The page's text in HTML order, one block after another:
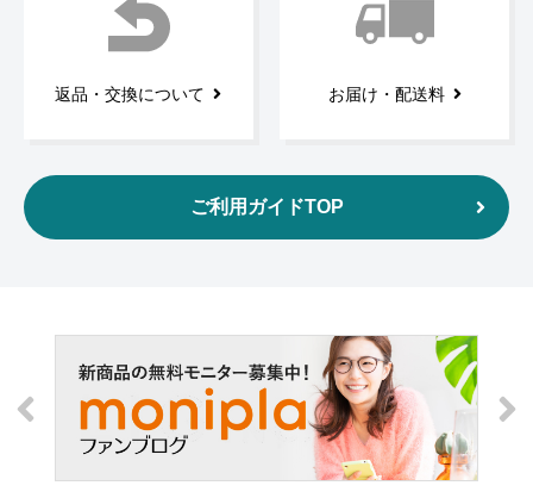
返品・交換について お届け・配送料
ご利用ガイドTOP